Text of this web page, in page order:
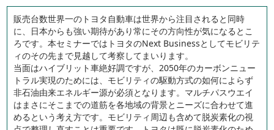
販売台数世界一のトヨタ自動車は世界から注目されると同時
に、日本からも強い期待があり常にその方向性が気になるとこ
ろです。本セミナーではトヨタのNext Businessとしてモビリテ
ィのその先まで見越して考察してまいります。
当面はハイブリット車絶好調ですが、2050年のカーボンニュー
トラル実現のためには、モビリティの駆動方式の如何によらず
非石油由来エネルギー源が必須となります。マルチパスウエイ
はまさにそこまでの道筋を各地域の背景とニーズに合わせて進
めるという考え方です。モビリティ周辺も含めて脱炭素化の視